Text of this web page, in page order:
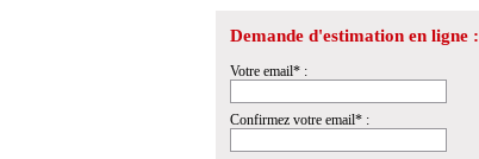
Demande d'estimation en ligne :
Votre email* :
Confirmez votre email* :